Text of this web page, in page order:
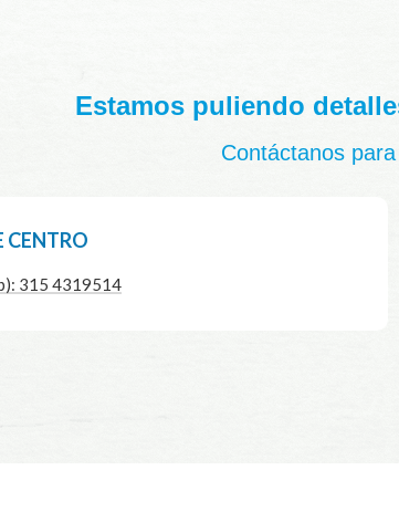
Estamos puliendo
Contáctanos
CENTRO
315 4319514